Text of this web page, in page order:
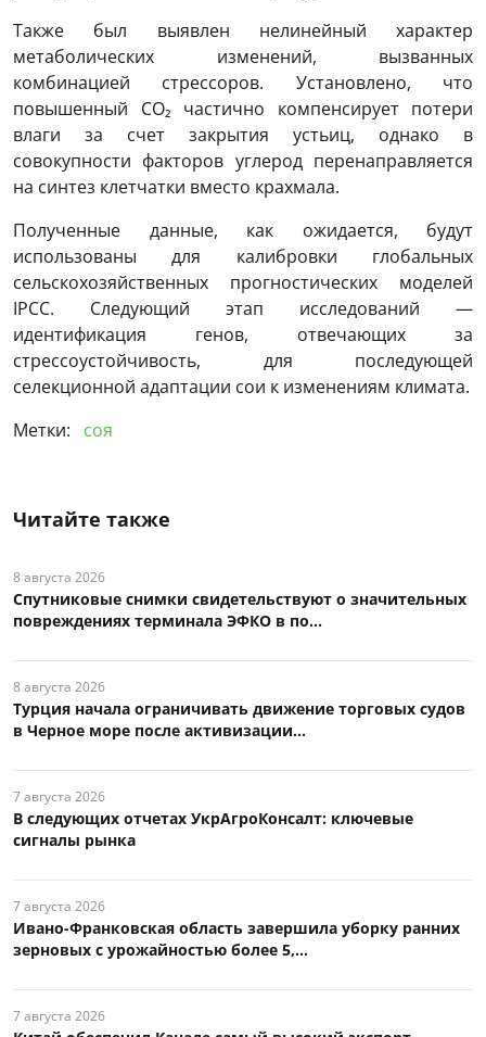
Также был выявлен нелинейный характер
метаболических изменений, вызванных
комбинацией стрессоров. Установлено, что
повышенный CO₂ частично компенсирует потери
влаги за счет закрытия устьиц, однако в
совокупности факторов углерод перенаправляется
на синтез клетчатки вместо крахмала.
Полученные данные, как ожидается, будут
использованы для калибровки глобальных
сельскохозяйственных прогностических моделей
IPCC. Следующий этап исследований —
идентификация генов, отвечающих за
стрессоустойчивость, для последующей
селекционной адаптации сои к изменениям климата.
Метки:
соя
Читайте также
8 августа 2026
Спутниковые снимки свидетельствуют о значительных
повреждениях терминала ЭФКО в по...
8 августа 2026
Турция начала ограничивать движение торговых судов
в Черное море после активизации...
7 августа 2026
В следующих отчетах УкрАгроКонсалт: ключевые
сигналы рынка
7 августа 2026
Ивано-Франковская область завершила уборку ранних
зерновых с урожайностью более 5,...
7 августа 2026